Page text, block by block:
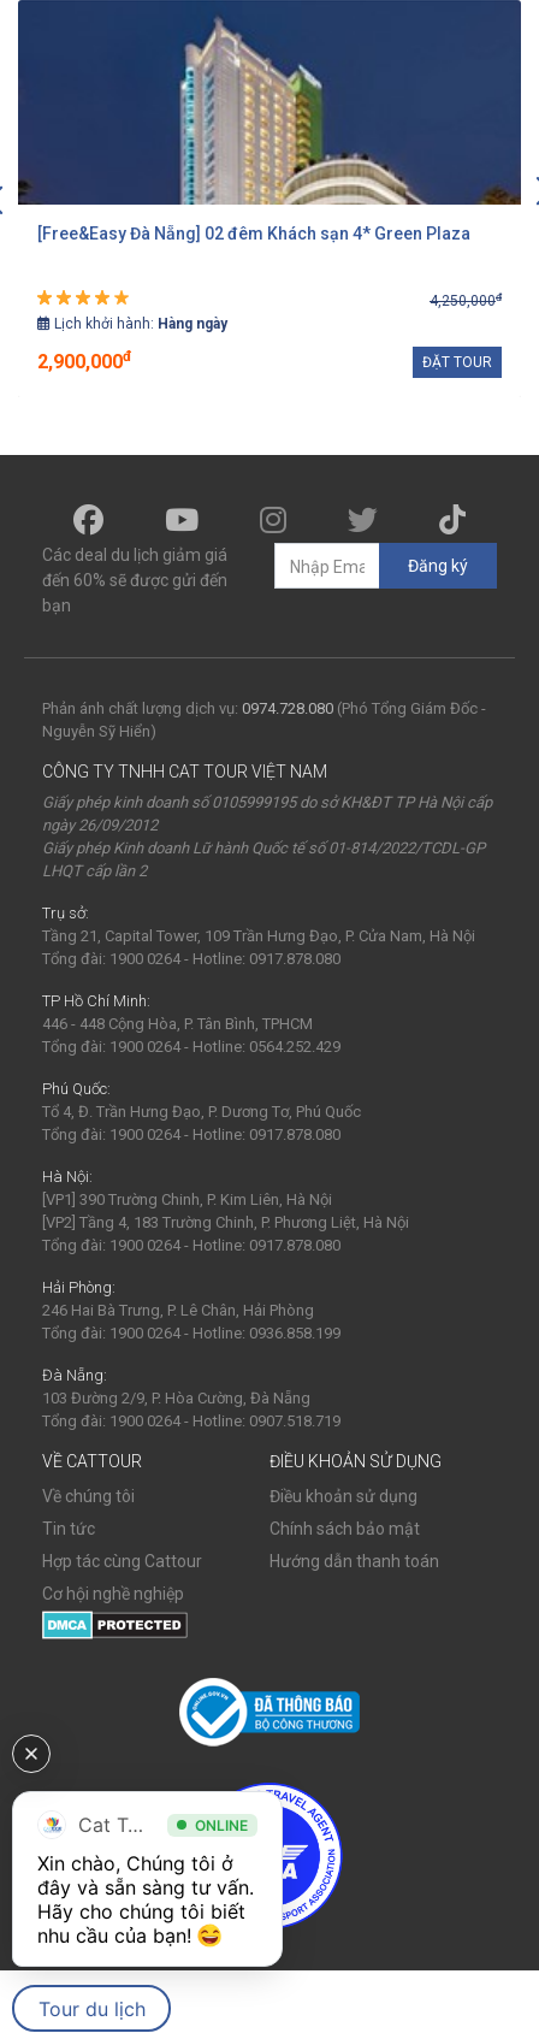
[Free&Easy Đà Nẵng] 02 đêm Khách sạn 4* Green Plaza
4,250,000đ
Lịch khởi hành: Hàng ngày
2,900,000đ ĐẶT TOUR
Các deal du lịch giảm giá
đến 60% sẽ được gửi đến
bạn
Đăng ký
Phản ánh chất lượng dịch vụ: 0974.728.080 (Phó Tổng Giám Đốc -
Nguyễn Sỹ Hiển)
CÔNG TY TNHH CAT TOUR VIỆT NAM
Giấy phép kinh doanh số 0105999195 do sở KH&ĐT TP Hà Nội cấp
ngày 26/09/2012
Giấy phép Kinh doanh Lữ hành Quốc tế số 01-814/2022/TCDL-GP
LHQT cấp lần 2
Trụ sở:
Tầng 21, Capital Tower, 109 Trần Hưng Đạo, P. Cửa Nam, Hà Nội
Tổng đài: 1900 0264 - Hotline: 0917.878.080
TP Hồ Chí Minh:
446 - 448 Cộng Hòa, P. Tân Bình, TPHCM
Tổng đài: 1900 0264 - Hotline: 0564.252.429
Phú Quốc:
Tổ 4, Đ. Trần Hưng Đạo, P. Dương Tơ, Phú Quốc
Tổng đài: 1900 0264 - Hotline: 0917.878.080
Hà Nội:
[VP1] 390 Trường Chinh, P. Kim Liên, Hà Nội
[VP2] Tầng 4, 183 Trường Chinh, P. Phương Liệt, Hà Nội
Tổng đài: 1900 0264 - Hotline: 0917.878.080
Hải Phòng:
246 Hai Bà Trưng, P. Lê Chân, Hải Phòng
Tổng đài: 1900 0264 - Hotline: 0936.858.199
Đà Nẵng:
103 Đường 2/9, P. Hòa Cường, Đà Nẵng
Tổng đài: 1900 0264 - Hotline: 0907.518.719
VỀ CATTOUR
Về chúng tôi
Tin tức
Hợp tác cùng Cattour
Cơ hội nghề nghiệp
ĐIỀU KHOẢN SỬ DỤNG
Điều khoản sử dụng
Chính sách bảo mật
Hướng dẫn thanh toán
Cat Tour ONLINE
Xin chào, Chúng tôi ở
đây và sẵn sàng tư vấn.
Hãy cho chúng tôi biết
nhu cầu của bạn!
Tour du lịch